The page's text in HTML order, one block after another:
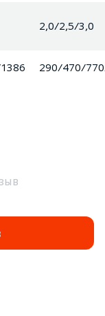
2,0/2,5/3,0
290/470/